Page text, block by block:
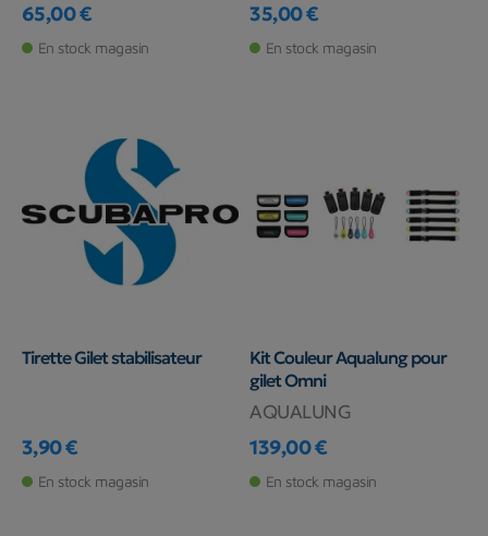
Prix
65,00 €
En stock magasin
Prix
35,00 €
En stock magasin
Tirette Gilet stabilisateur
Prix
3,90 €
En stock magasin
Kit Couleur Aqualung pour
gilet Omni
AQUALUNG
Prix
139,00 €
En stock magasin